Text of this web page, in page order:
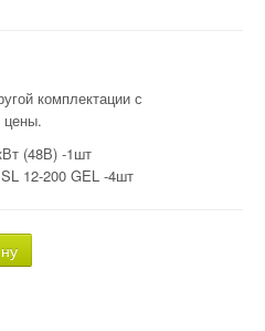
комплектации с
цены.
(48В) -1шт
12-200 GEL -4шт